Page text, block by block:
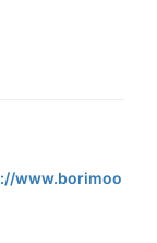
www.borimoo